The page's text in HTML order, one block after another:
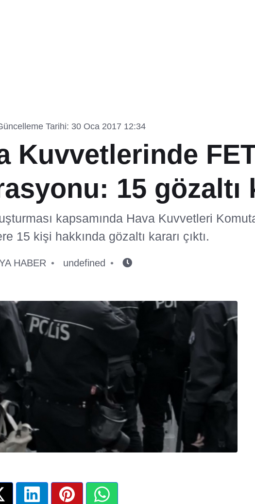
Tarihi: 30 Oca 2017 12:34
Kuvvetlerinde
15 gözaltı
kapsamında Hava Kuvvetleri
15 kişi hakkında gözaltı kararı çıktı.
HABER undefined